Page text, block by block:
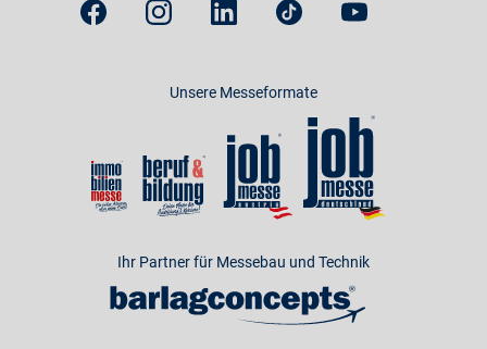
Unsere Messeformate
Ihr Partner für Messebau und Technik